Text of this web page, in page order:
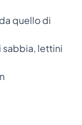
quello di
sabbia, lettini